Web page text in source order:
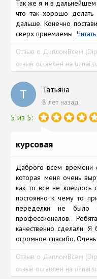
Так же я и в
что так хорошо делать
дальше. Конечно
сверх приемлемы
Отзыв о ДипломВсем
отзыв оставлен на
Т Татьяна
8 лет назад
5 из 5:
курсовая
Даброго всем времени
которая меня очень
как то все не клеилось
постоянно к чему то
переделки не было
профессионалов.
качественно сделали.
огромное спасибо.
Отзыв о ДипломВсем
отзыв оставлен на